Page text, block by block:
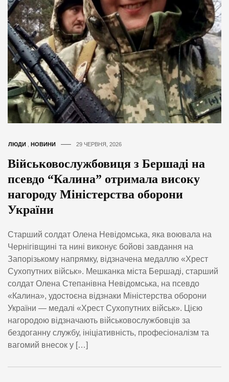
ЛЮДИ НОВИНИ 29 ЧЕРВНЯ, 2026
Військовослужбовиця з Бершаді на
псевдо “Калина” отримала високу
нагороду Міністерства оборони
України
Старший солдат Олена Невідомська, яка воювала на
Чернігівщині та нині виконує бойові завдання на
Запорізькому напрямку, відзначена медаллю «Хрест
Сухопутних військ». Мешканка міста Бершаді, старший
солдат Олена Степанівна Невідомська, на псевдо
«Калина», удостоєна відзнаки Міністерства оборони
України — медалі «Хрест Сухопутних військ». Цією
нагородою відзначають військовослужбовців за
бездоганну службу, ініціативність, професіоналізм та
вагомий внесок у […]